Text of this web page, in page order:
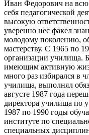
Иван Федорович на всю
себя педагогической
высокую
уверенно нес факел
молодому поколению,
мастерству. С 1965 по
организации училища.
имеющим активную
много раз избирался в
училища, выполнял
августе 1987 года
директора училища по
1987 по 1990 годы
институте по
специальных